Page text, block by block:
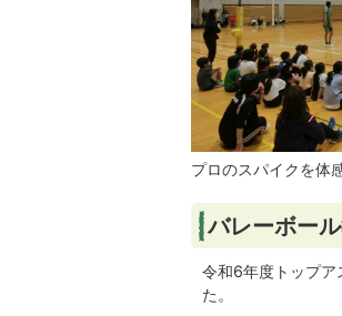
プロのスパイクを体
バレーボー
令和6年度トップア
た。